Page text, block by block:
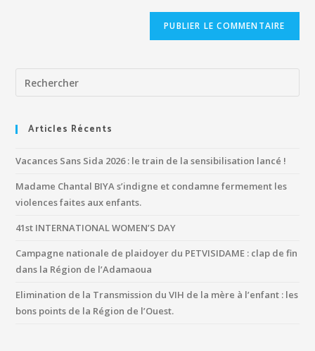
Articles Récents
Vacances Sans Sida 2026 : le train de la sensibilisation lancé !
Madame Chantal BIYA s’indigne et condamne fermement les
violences faites aux enfants.
41st INTERNATIONAL WOMEN’S DAY
Campagne nationale de plaidoyer du PETVISIDAME : clap de fin
dans la Région de l’Adamaoua
Elimination de la Transmission du VIH de la mère à l’enfant : les
bons points de la Région de l’Ouest.